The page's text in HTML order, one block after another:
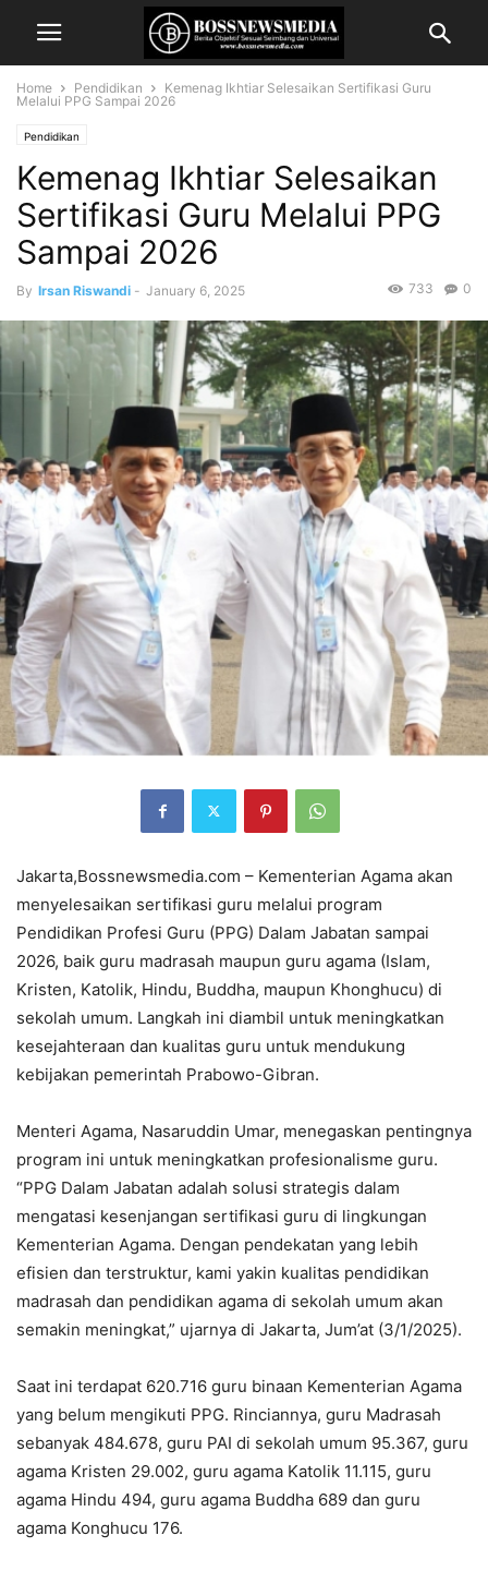
Home Pendidikan
Kemenag Ikhtiar Selesaikan Sertifikasi Guru
Melalui PPG Sampai 2026
Pendidikan
Kemenag Ikhtiar Selesaikan
Sertifikasi Guru Melalui PPG
Sampai 2026
By Irsan Riswandi - January 6, 2025 0
733
Jakarta,Bossnewsmedia.com – Kementerian Agama akan
menyelesaikan sertifikasi guru melalui program
Pendidikan Profesi Guru (PPG) Dalam Jabatan sampai
2026, baik guru madrasah maupun guru agama (Islam,
Kristen, Katolik, Hindu, Buddha, maupun Khonghucu) di
sekolah umum. Langkah ini diambil untuk meningkatkan
kesejahteraan dan kualitas guru untuk mendukung
kebijakan pemerintah Prabowo-Gibran.
Menteri Agama, Nasaruddin Umar, menegaskan pentingnya
program ini untuk meningkatkan profesionalisme guru.
“PPG Dalam Jabatan adalah solusi strategis dalam
mengatasi kesenjangan sertifikasi guru di lingkungan
Kementerian Agama. Dengan pendekatan yang lebih
efisien dan terstruktur, kami yakin kualitas pendidikan
madrasah dan pendidikan agama di sekolah umum akan
semakin meningkat,” ujarnya di Jakarta, Jum’at (3/1/2025).
Saat ini terdapat 620.716 guru binaan Kementerian Agama
yang belum mengikuti PPG. Rinciannya, guru Madrasah
sebanyak 484.678, guru PAI di sekolah umum 95.367, guru
agama Kristen 29.002, guru agama Katolik 11.115, guru
agama Hindu 494, guru agama Buddha 689 dan guru
agama Konghucu 176.